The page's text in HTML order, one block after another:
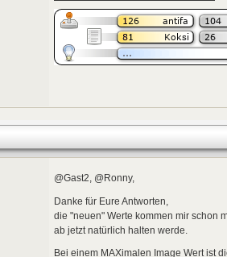
@Gast2, @Ronny,
Danke für Eure Antworten,
die "neuen" Werte kommen mir schon
ab jetzt natürlich halten werde.
Bei einem MAXimalen Image Wert ist